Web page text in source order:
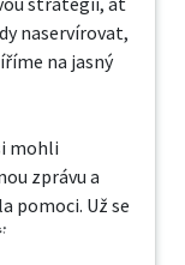
naservírovat,
na jasný
mohli
zprávu a
pomoci. Už se